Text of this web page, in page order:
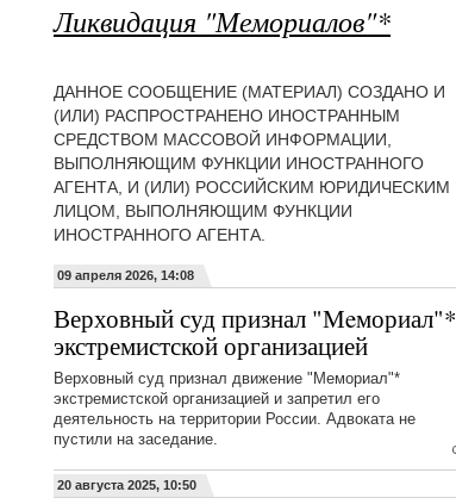
Ликвидация "Мемориалов"*
ДАННОЕ СООБЩЕНИЕ (МАТЕРИАЛ) СОЗДАНО И
(ИЛИ) РАСПРОСТРАНЕНО ИНОСТРАННЫМ
СРЕДСТВОМ МАССОВОЙ ИНФОРМАЦИИ,
ВЫПОЛНЯЮЩИМ ФУНКЦИИ ИНОСТРАННОГО
АГЕНТА, И (ИЛИ) РОССИЙСКИМ ЮРИДИЧЕСКИМ
ЛИЦОМ, ВЫПОЛНЯЮЩИМ ФУНКЦИИ
ИНОСТРАННОГО АГЕНТА.
09 апреля 2026, 14:08
Верховный суд признал "Мeмориал"*
экстремистской организацией
Верховный суд признал движение "Мeмориал"*
экстремистской организацией и запретил его
деятельность на территории России. Адвоката не
пустили на заседание.
20 августа 2025, 10:50